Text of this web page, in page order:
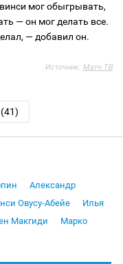
мог обыгрывать,
— он мог делать все.
— добавил он.
Источник: Матч ТВ
Александр
Овусу-Абейе
Илья
Макгиди
Марко